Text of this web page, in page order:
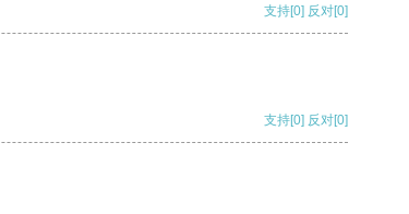
支持[0] 反对[0]
支持[0] 反对[0]